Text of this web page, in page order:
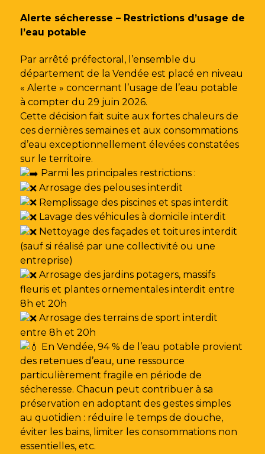
Alerte sécheresse – Restrictions d’usage de
l’eau potable
Par arrêté préfectoral, l’ensemble du
département de la Vendée est placé en niveau
« Alerte » concernant l’usage de l’eau potable
à compter du 29 juin 2026.
Cette décision fait suite aux fortes chaleurs de
ces dernières semaines et aux consommations
d’eau exceptionnellement élevées constatées
sur le territoire.
Parmi les principales restrictions :
Arrosage des pelouses interdit
Remplissage des piscines et spas interdit
Lavage des véhicules à domicile interdit
Nettoyage des façades et toitures interdit
(sauf si réalisé par une collectivité ou une
entreprise)
Arrosage des jardins potagers, massifs
fleuris et plantes ornementales interdit entre
8h et 20h
Arrosage des terrains de sport interdit
entre 8h et 20h
En Vendée, 94 % de l’eau potable provient
des retenues d’eau, une ressource
particulièrement fragile en période de
sécheresse. Chacun peut contribuer à sa
préservation en adoptant des gestes simples
au quotidien : réduire le temps de douche,
éviter les bains, limiter les consommations non
essentielles, etc.